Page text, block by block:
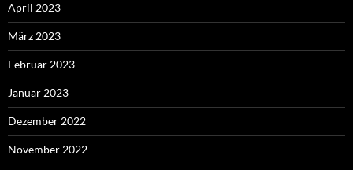
April 2023
März 2023
Februar 2023
Januar 2023
Dezember 2022
November 2022